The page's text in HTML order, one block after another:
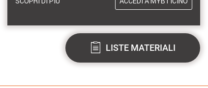
LISTE MATERIALI